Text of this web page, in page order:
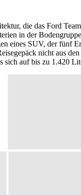
die das Ford
in der
eines SUV, der fünf
nicht aus
sich auf bis zu 1.420